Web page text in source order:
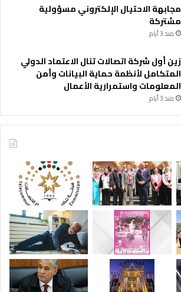
مجابهة الاحتيال الإلكتروني مسؤولية
مشتركة
منذ 3 أيام
زين أول شركة اتصالات تنال الاعتماد الدولي
المتكامل لأنظمة حماية البيانات وأمن
المعلومات واستمرارية الأعمال
منذ 3 أيام